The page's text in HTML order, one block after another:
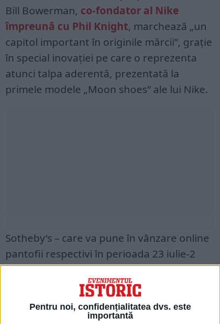
Pentru noi, confidențialitatea dvs. este
importantă
Bill Bowerman, co-fondator al Nike
împreună cu Phil Knight, marchează „un
capitol important în originile mărcii”, graţie
în special inovaţiei pe care o reprezenta
atunci talpa aderentă, prezentată la
primele modele „Moon shoes” ale lui Nike.
Sotheby’s – care va pune în vânzare online
pantofii respectivi în perioada 23 iulie-2
august – estimează că ar putea fi
adjudecaţi pentru 800.000 până la 1,2
milioane dolari, conform comunicatului
citat de Agerpres.